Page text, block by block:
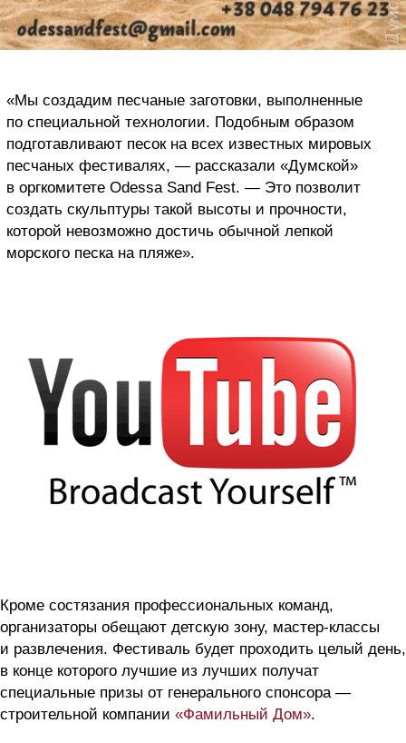
«Мы создадим песчаные заготовки, выполненные
по специальной технологии. Подобным образом
подготавливают песок на всех известных мировых
песчаных фестивалях, — рассказали «Думской»
в оргкомитете Odessa Sand Fest. — Это позволит
создать скульптуры такой высоты и прочности,
которой невозможно достичь обычной лепкой
морского песка на пляже».
Кроме состязания профессиональных команд,
организаторы обещают детскую зону, мастер-классы
и развлечения. Фестиваль будет проходить целый день,
в конце которого лучшие из лучших получат
специальные призы от генерального спонсора —
строительной компании «Фамильный Дом».